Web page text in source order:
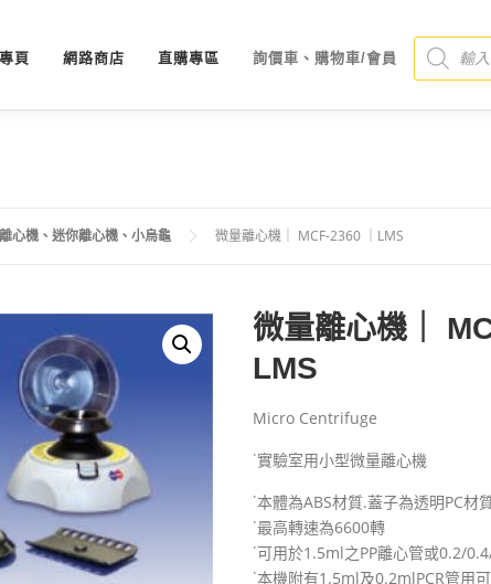
頁 網路商店 直購專區 詢價車、購物車/會員
Products
心機、迷你離心機、小烏龜 微量離心機｜ MCF-2360 ｜LMS
微量離心機｜
LMS
Micro Centrifuge
˙實驗室用小型微量離心機
˙本體為ABS材質.蓋子為透明PC材
˙最高轉速為6600轉
˙可用於1.5ml之PP離心管或0.2/
˙本機附有1.5ml及0.2mlPCR管用